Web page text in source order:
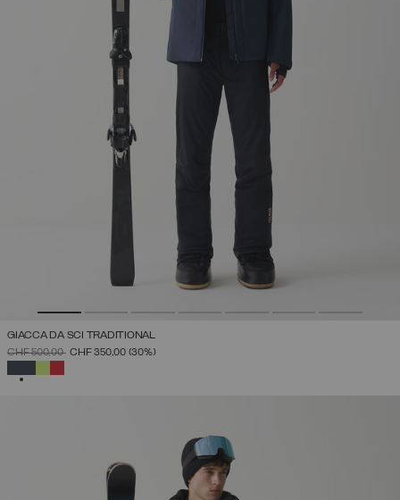
GIACCA DA SCI TRADITIONAL
PREZZO RIDOTTO DA
CHF 500,00ACHF 350,00 (30%)